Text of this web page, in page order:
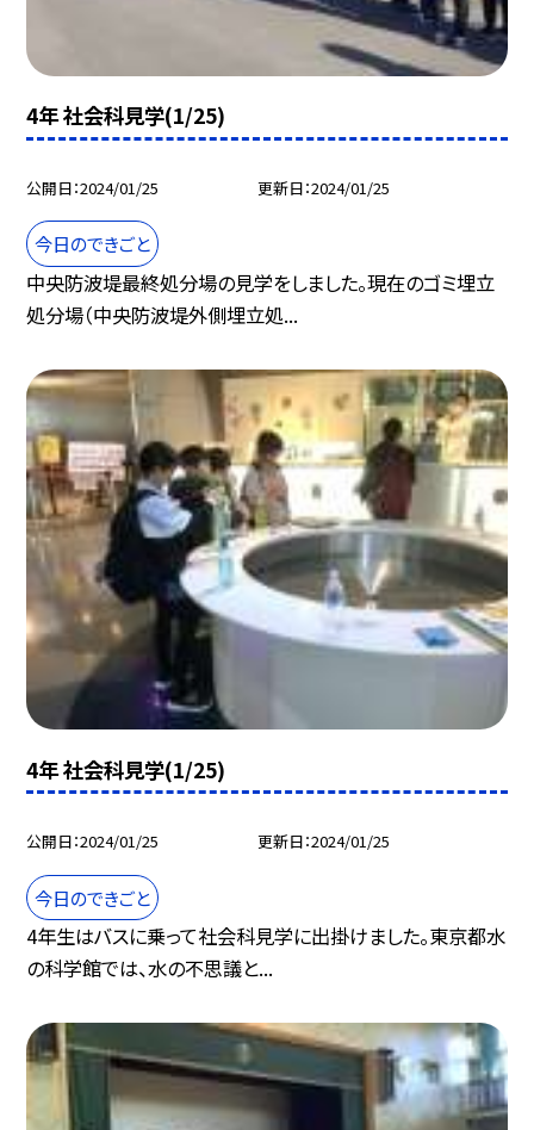
4年 社会科見学(1/25)
公開日 2024/01/25 更新日 2024/01/25
今日のできごと
中央防波堤最終処分場の見学をしました。現在のゴミ埋立
処分場（中央防波堤外側埋立処...
4年 社会科見学(1/25)
公開日 2024/01/25 更新日 2024/01/25
今日のできごと
4年生はバスに乗って社会科見学に出掛けました。東京都水
の科学館では、水の不思議と...